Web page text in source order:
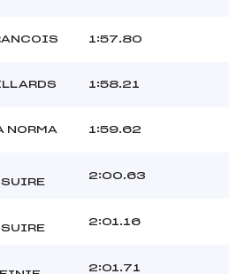
BOITARD
:
1:57.80
1:58.21
NORMA 1:59.62
2:00.63
2:01.16
2:01.71